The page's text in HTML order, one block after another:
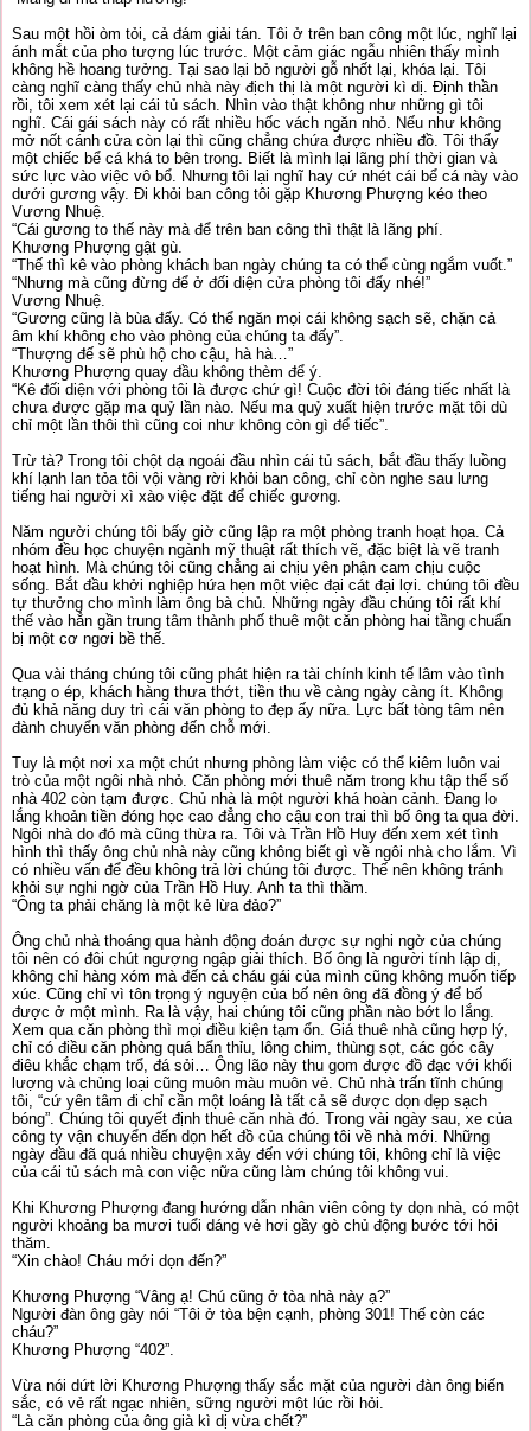
Sau một hồi òm tỏi, cả đám giải tán. Tôi ở trên ban công một lúc, nghĩ lại
ánh mắt của pho tượng lúc trước. Một cảm giác ngẫu nhiên thấy mình
không hề hoang tưởng. Tại sao lại bỏ người gỗ nhốt lại, khóa lại. Tôi
càng nghĩ càng thấy chủ nhà này địch thị là một người kì dị. Định thần
rồi, tôi xem xét lại cái tủ sách. Nhìn vào thật không như những gì tôi
nghĩ. Cái gái sách này có rất nhiều hốc vách ngăn nhỏ. Nếu như không
mở nốt cánh cửa còn lại thì cũng chẳng chứa được nhiều đồ. Tôi thấy
một chiếc bể cá khá to bên trong. Biết là mình lại lãng phí thời gian và
sức lực vào việc vô bổ. Nhưng tôi lại nghĩ hay cứ nhét cái bể cá này vào
dưới gương vậy. Đi khỏi ban công tôi gặp Khương Phượng kéo theo
Vương Nhuệ.
“Cái gương to thế này mà để trên ban công thì thật là lãng phí.
Khương Phượng gật gù.
“Thế thì kê vào phòng khách ban ngày chúng ta có thể cùng ngắm vuốt.”
“Nhưng mà cũng đừng để ở đối diện cửa phòng tôi đấy nhé!”
Vương Nhuệ.
“Gương cũng là bùa đấy. Có thể ngăn mọi cái không sạch sẽ, chặn cả
âm khí không cho vào phòng của chúng ta đấy”.
“Thượng đế sẽ phù hộ cho cậu, hà hà…”
Khương Phượng quay đầu không thèm để ý.
“Kê đối diện với phòng tôi là được chứ gì! Cuộc đời tôi đáng tiếc nhất là
chưa được gặp ma quỷ lần nào. Nếu ma quỷ xuất hiện trước mặt tôi dù
chỉ một lần thôi thì cũng coi như không còn gì để tiếc”.
Trừ tà? Trong tôi chột dạ ngoái đầu nhìn cái tủ sách, bắt đầu thấy luồng
khí lạnh lan tỏa tôi vội vàng rời khỏi ban công, chỉ còn nghe sau lưng
tiếng hai người xì xào việc đặt để chiếc gương.
Năm người chúng tôi bấy giờ cũng lập ra một phòng tranh hoạt họa. Cả
nhóm đều học chuyện ngành mỹ thuật rất thích vẽ, đặc biệt là vẽ tranh
hoạt hình. Mà chúng tôi cũng chẳng ai chịu yên phận cam chịu cuộc
sống. Bắt đầu khởi nghiệp hứa hẹn một việc đại cát đại lợi. chúng tôi đều
tự thưởng cho mình làm ông bà chủ. Những ngày đầu chúng tôi rất khí
thế vào hẳn gần trung tâm thành phố thuê một căn phòng hai tầng chuẩn
bị một cơ ngơi bề thế.
Qua vài tháng chúng tôi cũng phát hiện ra tài chính kinh tế lâm vào tình
trạng o ép, khách hàng thưa thớt, tiền thu về càng ngày càng ít. Không
đủ khả năng duy trì cái văn phòng to đẹp ấy nữa. Lực bất tòng tâm nên
đành chuyển văn phòng đến chỗ mới.
Tuy là một nơi xa một chút nhưng phòng làm việc có thể kiêm luôn vai
trò của một ngôi nhà nhỏ. Căn phòng mới thuê năm trong khu tập thể số
nhà 402 còn tạm được. Chủ nhà là một người khá hoàn cảnh. Đang lo
lắng khoản tiền đóng học cao đẳng cho cậu con trai thì bố ông ta qua đời.
Ngôi nhà do đó mà cũng thừa ra. Tôi và Trần Hồ Huy đến xem xét tình
hình thì thấy ông chủ nhà này cũng không biết gì về ngôi nhà cho lắm. Vì
có nhiều vấn để đều không trả lời chúng tôi được. Thế nên không tránh
khỏi sự nghi ngờ của Trần Hồ Huy. Anh ta thì thầm.
“Ông ta phải chăng là một kẻ lừa đảo?”
Ông chủ nhà thoáng qua hành động đoán được sự nghi ngờ của chúng
tôi nên có đôi chút ngượng ngập giải thích. Bố ông là người tính lập dị,
không chỉ hàng xóm mà đến cả cháu gái của mình cũng không muốn tiếp
xúc. Cũng chỉ vì tôn trọng ý nguyện của bố nên ông đã đồng ý để bố
được ở một mình. Ra là vậy, hai chúng tôi cũng phần nào bớt lo lắng.
Xem qua căn phòng thì mọi điều kiện tạm ổn. Giá thuê nhà cũng hợp lý,
chỉ có điều căn phòng quá bẩn thỉu, lông chim, thùng sọt, các góc cây
điêu khắc chạm trổ, đá sỏi… Ông lão này thu gom được đồ đạc với khối
lượng và chủng loại cũng muôn màu muôn vẻ. Chủ nhà trấn tĩnh chúng
tôi, “cứ yên tâm đi chỉ cần một loáng là tất cả sẽ được dọn dẹp sạch
bóng”. Chúng tôi quyết định thuê căn nhà đó. Trong vài ngày sau, xe của
công ty vận chuyển đến dọn hết đồ của chúng tôi về nhà mới. Những
ngày đầu đã quá nhiều chuyện xảy đến với chúng tôi, không chỉ là việc
của cái tủ sách mà con việc nữa cũng làm chúng tôi không vui.
Khi Khương Phượng đang hướng dẫn nhân viên công ty dọn nhà, có một
người khoảng ba mươi tuổi dáng vẻ hơi gầy gò chủ động bước tới hỏi
thăm.
“Xin chào! Cháu mới dọn đến?”
Khương Phượng “Vâng ạ! Chú cũng ở tòa nhà này ạ?”
Người đàn ông gày nói “Tôi ở tòa bện cạnh, phòng 301! Thế còn các
cháu?”
Khương Phượng “402”.
Vừa nói dứt lời Khương Phượng thấy sắc mặt của người đàn ông biến
sắc, có vẻ rất ngạc nhiên, sững người một lúc rồi hỏi.
“Là căn phòng của ông già kì dị vừa chết?”